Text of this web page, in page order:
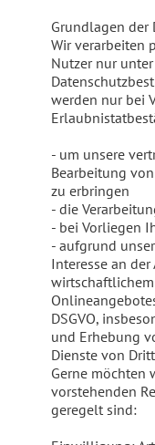
Grundlagen der
Wir verarbeiten
Nutzer nur
werden nur bei
- um unsere
Bearbeitung
zu erbringen
- die
- bei Vorliegen
- aufgrund
Interesse an
DSGVO,
und Erhebung
Dienste von
Gerne möchten
vorstehenden
geregelt sind: